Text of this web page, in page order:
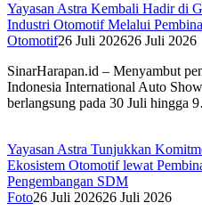
Yayasan Astra Kembali Hadir di
Industri Otomotif Melalui
Otomotif26 Juli 202626 Juli 2026
SinarHarapan.id – Menyambut
Indonesia International Auto
berlangsung pada 30 Juli hingga
Yayasan Astra Tunjukkan
Ekosistem Otomotif lewat
Pengembangan SDM
Foto26 Juli 202626 Juli 2026